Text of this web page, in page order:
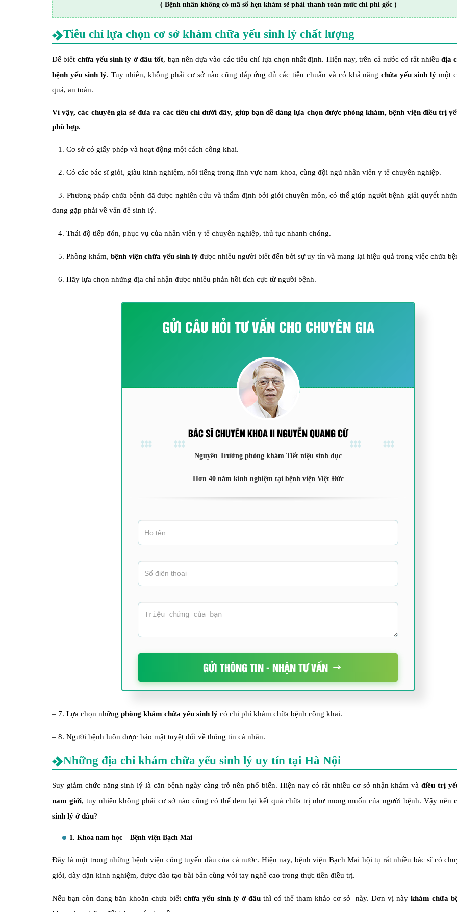
( Bệnh nhân không có mã số hẹn khám sẽ phải thanh toán mức chi phí gốc )
Tiêu chí lựa chọn cơ sở khám chữa yếu sinh lý chất lượng
Để biết chữa yếu sinh lý ở đâu tốt, bạn nên dựa vào các tiêu chí lựa chọn nhất định. Hiện nay, trên cả nước có rất nhiều địa
bệnh yếu sinh lý. Tuy nhiên, không phải cơ sở nào cũng đáp ứng đủ các tiêu chuẩn và có khả năngchữa yếu sinh lýmột
quả, an toàn.
Vì vậy, các chuyên gia sẽ đưa ra các tiêu chí dưới đây, giúp bạn dễ dàng lựa chọn được phòng khám, bệnh viện điều trị
phù hợp.
– 1. Cơ sở có giấy phép và hoạt động một cách công khai.
– 2. Có các bác sĩ giỏi, giàu kinh nghiệm, nổi tiếng trong lĩnh vực nam khoa, cùng đội ngũ nhân viên y tế chuyên nghiệp.
– 3. Phương pháp chữa bệnh đã được nghiên cứu và thẩm định bởi giới chuyên môn, có thể giúp người bệnh giải quyết
đang gặp phải về vấn đề sinh lý.
– 4. Thái độ tiếp đón, phục vụ của nhân viên y tế chuyên nghiệp, thủ tục nhanh chóng.
– 5. Phòng khám, bệnh viện chữa yếu sinh lý được nhiều người biết đến bởi sự uy tín và mang lại hiệu quả trong việc chữa
– 6. Hãy lựa chọn những địa chỉ nhận được nhiều phản hồi tích cực từ người bệnh.
GỬI CÂU HỎI TƯ VẤN CHO CHUYÊN GIA
BÁC SĨ CHUYÊN KHOA II NGUYỄN QUANG CỪ
Nguyên Trưởng phòng khám Tiết niệu sinh dục
Hơn 40 năm kinh nghiệm tại bệnh viện Việt Đức
GỬI THÔNG TIN - NHẬN TƯ VẤN
– 7. Lựa chọn những phòng khám chữa yếu sinh lý có chi phí khám chữa bệnh công khai.
– 8. Người bệnh luôn được bảo mật tuyệt đối về thông tin cá nhân.
Những địa chỉ khám chữa yếu sinh lý uy tín tại Hà Nội
Suy giảm chức năng sinh lý là căn bệnh ngày càng trở nên phổ biến. Hiện nay có rất nhiều cơ sở nhận khám vàđiều trị
nam giới, tuy nhiên không phải cơ sở nào cũng có thể đem lại kết quả chữa trị như mong muốn của người bệnh. Vậy nên
sinh lý ở đâu?
1. Khoa nam học – Bệnh viện Bạch Mai
Đây là một trong những bệnh viện công tuyến đầu của cả nước. Hiện nay, bệnh viện Bạch Mai hội tụ rất nhiều bác sĩ có
giỏi, dày dặn kinh nghiệm, được đào tạo bài bản cùng với tay nghề cao trong thực tiễn điều trị.
Nếu bạn còn đang băn khoăn chưa biếtchữa yếu sinh lý ở đâuthì có thể tham khảo cơ sở này. Đơn vị nàykhám chữa